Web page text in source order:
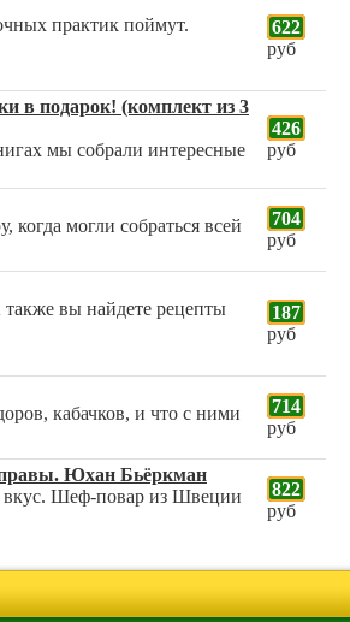
практик поймут.
622
руб
в подарок! (комплект из 3
мы собрали интересные
426
руб
могли собраться всей
704
руб
вы найдете рецепты
187
руб
кабачков, и что с ними
714
руб
Юхан Бьёркман
вкус. Шеф-повар из Швеции
822
руб